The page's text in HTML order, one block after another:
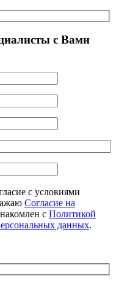
с Вами
с условиями
Согласие на
с Политикой
данных.